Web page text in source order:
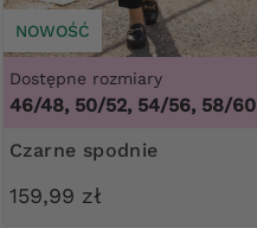
NOWOŚĆ
Dostępne rozmiary
46/48, 50/52, 54/56, 58/60
Czarne spodnie
159,99 zł